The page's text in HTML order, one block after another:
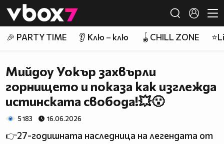
👾
🎉 PARTY TIME 👂 Клю – клю 🪀CHILL ZONE
Мийдоу Уокър захвърли
горнището и показа как изглежда
истинската свобода!💥😮
5 183 16.06.2026
👉27-годишната наследница на легендата от